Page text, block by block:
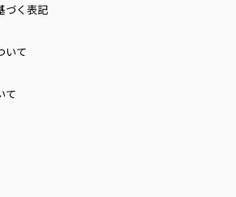
づく表記
いて
て